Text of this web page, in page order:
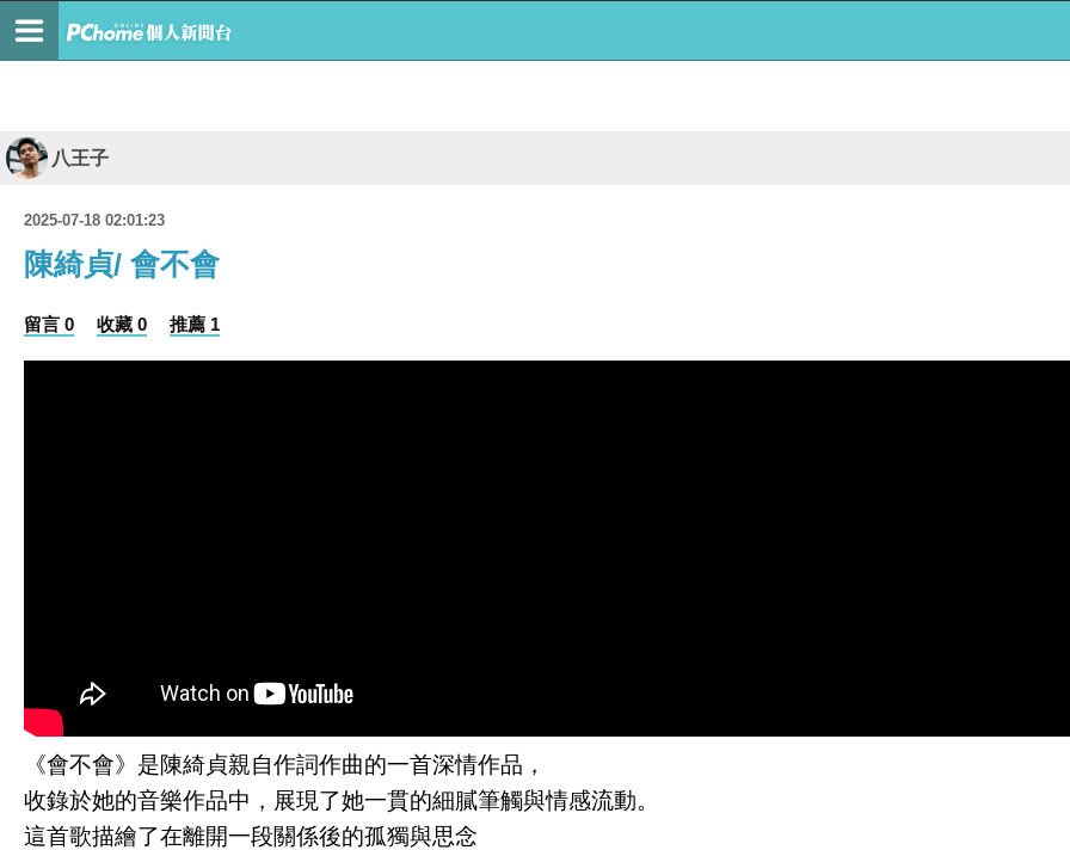
八王子
2025-07-18 02:01:23
陳綺貞/ 會不會
留言 0 收藏 0 推薦 1
《會不會》是陳綺貞親自作詞作曲的一首深情作品，
收錄於她的音樂作品中，展現了她一貫的細膩筆觸與情感流動。
這首歌描繪了在離開一段關係後的孤獨與思念